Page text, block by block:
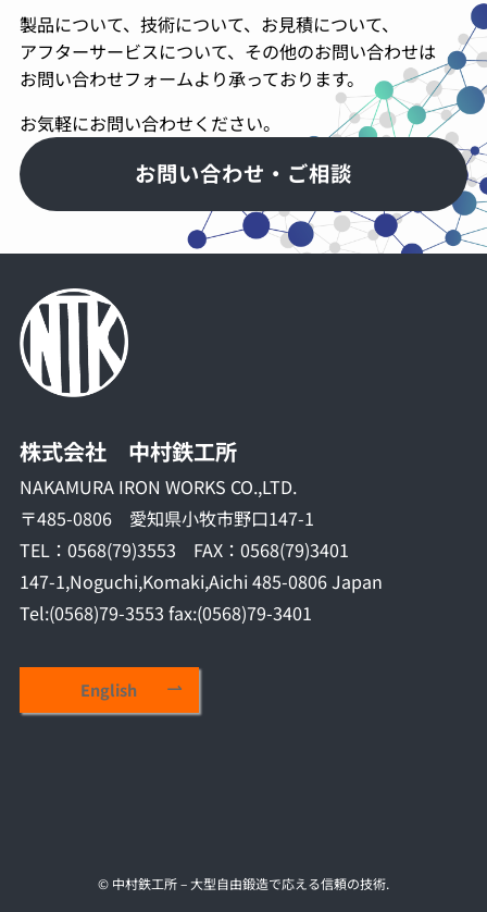
製品について、技術について、お見積について、
アフターサービスについて、その他のお問い合わせは
お問い合わせフォームより承っております。
お気軽にお問い合わせください。
お問い合わせ・ご相談
株式会社 中村鉄工所
NAKAMURA IRON WORKS CO.,LTD.
〒485-0806 愛知県小牧市野口147-1
TEL：0568(79)3553 FAX：0568(79)3401
147-1,Noguchi,Komaki,Aichi 485-0806 Japan
Tel:(0568)79-3553 fax:(0568)79-3401
English
© 中村鉄工所 – 大型自由鍛造で応える信頼の技術.